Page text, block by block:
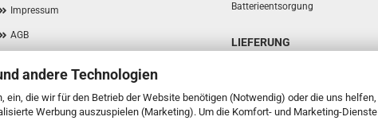
andere Technologien
die wir für den Betrieb der Website benötigen (Notwendig) oder die uns helfen,
Werbung auszuspielen (Marketing). Um die Komfort- und Marketing-Dienste
Impressum
AGB
Versand- & Zahlungsbedingungen
Widerrufsrecht & Muster-Widerrufsformular
Batterieentsorgung
LIEFERUNG